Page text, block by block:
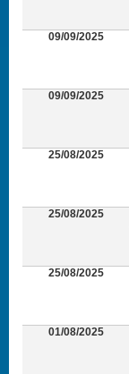
09/09/2025
09/09/2025
25/08/2025
25/08/2025
25/08/2025
01/08/2025